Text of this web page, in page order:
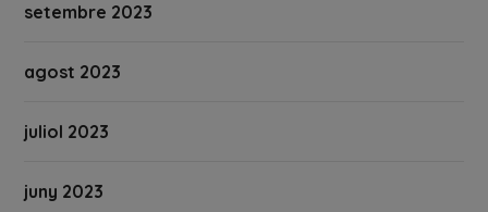
setembre 2023
agost 2023
juliol 2023
juny 2023